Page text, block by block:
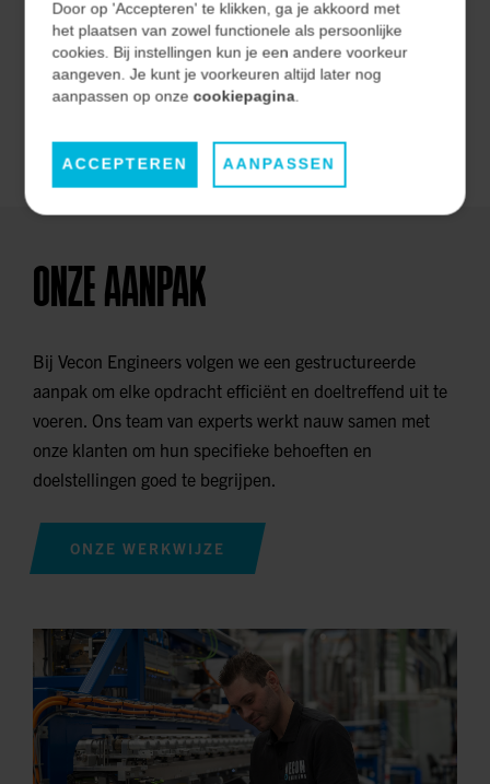
onze oplossingen, maar ook hun relevantie en
effectiviteit op de lange termijn.
ONZE AANPAK
Bij Vecon Engineers volgen we een gestructureerde
aanpak om elke opdracht efficiënt en doeltreffend uit te
voeren. Ons team van experts werkt nauw samen met
onze klanten om hun specifieke behoeften en
doelstellingen goed te begrijpen.
ONZE WERKWIJZE
Door op 'Accepteren' te klikken, ga je akkoord met
het plaatsen van zowel functionele als persoonlijke
cookies. Bij instellingen kun je een andere voorkeur
aangeven. Je kunt je voorkeuren altijd later nog
aanpassen op onzecookiepagina.
ACCEPTEREN AANPASSEN